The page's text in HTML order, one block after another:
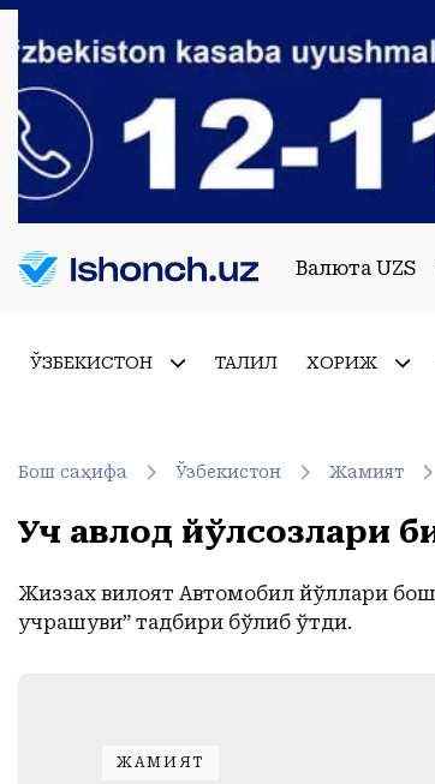
Валюта UZS
ЎЗБЕКИСТОН ТАҲЛИЛ ХОРИЖ
Бош саҳифа Ўзбекистон Жамият
Уч авлод йўлсозлари
Жиззах вилоят Автомобил йўллари
учрашуви” тадбири бўлиб ўтди.
ЖАМИЯТ